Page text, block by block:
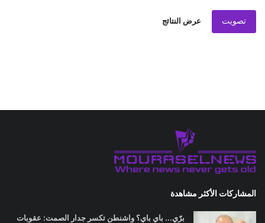
تصويت عرض النتائج
المشاركات الأكثر مشاهدة
برّي... باي باي؟ واشنطن تكسر جدار الصمت: عقوبات